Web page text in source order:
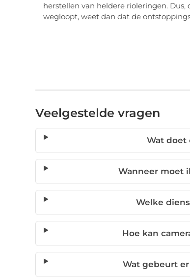
herstellen van heldere rioleringen.
wegloopt, weet dan dat de
Veelgestelde vragen
Wat doet
Wanneer moet
Welke
Hoe kan
Wat gebeurt